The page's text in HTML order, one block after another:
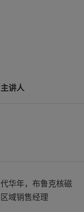
主讲人
代华年，布鲁克核磁
区域销售经理